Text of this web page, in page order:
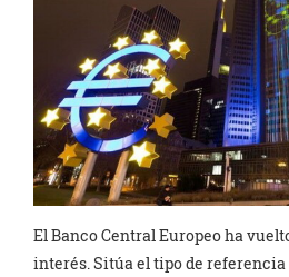
El Banco Central Europeo ha
interés. Sitúa el tipo de referencia